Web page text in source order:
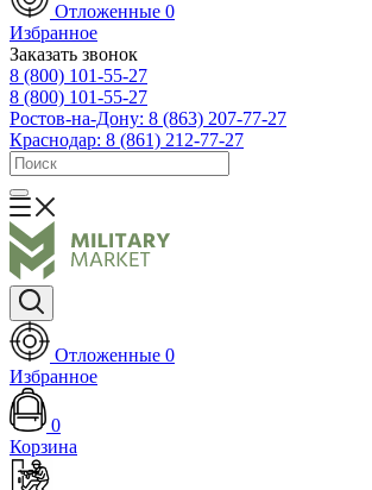
Отложенные 0
Избранное
Заказать звонок
8 (800) 101-55-27
8 (800) 101-55-27
Ростов-на-Дону: 8 (863) 207-77-27
Краснодар: 8 (861) 212-77-27
Отложенные 0
Избранное
0
Корзина